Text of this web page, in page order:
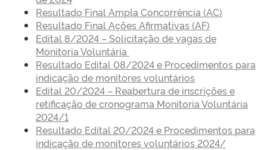
Resultado Final Ampla Concorrência (AC)
Resultado Final Ações Afirmativas (AF)
Edital 8/2024 – Solicitação de vagas de
Monitoria Voluntária
Resultado Edital 08/2024 e Procedimentos para
indicação de monitores voluntários
Edital 20/2024 – Reabertura de inscrições e
retificação de cronograma Monitoria Voluntária
2024/1
Resultado Edital 20/2024 e Procedimentos para
indicação de monitores voluntários 2024/